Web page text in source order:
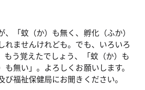
、「蚊（か）も無く、孵化（ふか）
れませんけれども。でも、いろいろ
もう覚えたでしょう、「蚊（か）も
無い」。よろしくお願いします。
福祉保健局にお聞きください。